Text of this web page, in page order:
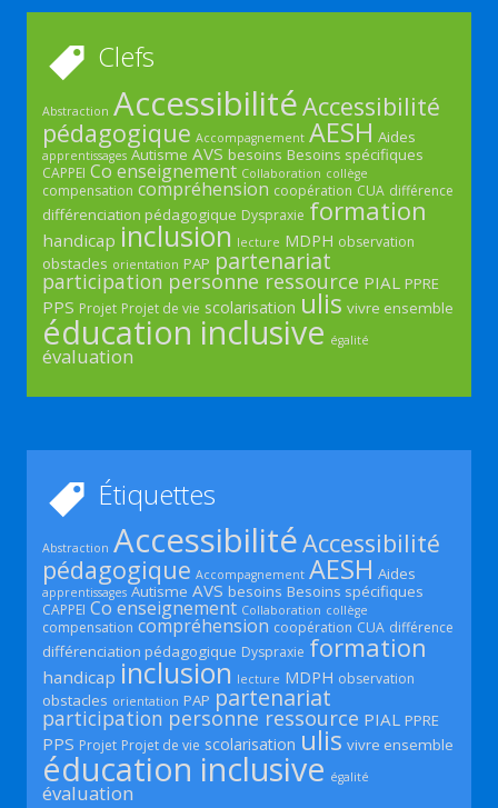
Clefs
Abstraction AccessibilitéAccessibilité
pédagogique Accompagnement AESH Aides
apprentissages Autisme AVS besoins Besoins spécifiques
CAPPEI Co enseignement Collaboration collège
compensation compréhension coopération CUA différence
différenciation pédagogique Dyspraxie formation
handicap inclusion lecture MDPH observation
obstacles orientation PAP partenariat
participation personne ressource PIAL PPRE
PPS Projet Projet de vie scolarisation ulis vivre ensemble
éducation inclusive égalité
évaluation
Étiquettes
Abstraction AccessibilitéAccessibilité
pédagogique Accompagnement AESH Aides
apprentissages Autisme AVS besoins Besoins spécifiques
CAPPEI Co enseignement Collaboration collège
compensation compréhension coopération CUA différence
différenciation pédagogique Dyspraxie formation
handicap inclusion lecture MDPH observation
obstacles orientation PAP partenariat
participation personne ressource PIAL PPRE
PPS Projet Projet de vie scolarisation ulis vivre ensemble
éducation inclusive égalité
évaluation